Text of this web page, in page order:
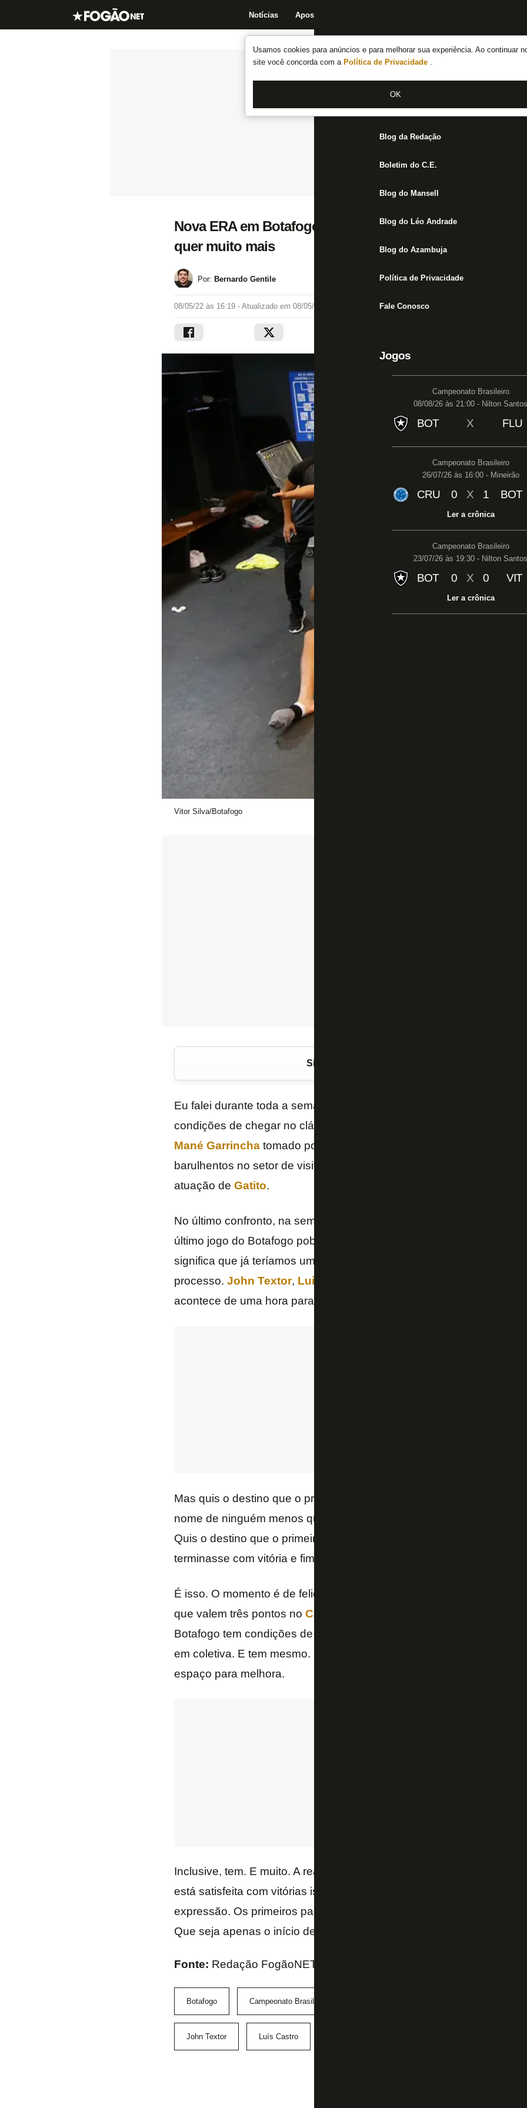
Usamos cookies para anúncios e para melhorar sua experiência. Ao continuar
site você concorda com a Política de Privacidade .
OK
Notícias Apostas
Notícias do Botafogo
Fórum
Jogos
Blog da Redação
Boletim do C.E.
Blog do Mansell
Blog do Léo Andrade
Blog do Azambuja
Política de Privacidade
Fale Conosco
Jogos
Campeonato Brasileiro
08/08/26 às 21:00 - Nilton Santos
BOT X FLU
Campeonato Brasileiro
26/07/26 às 16:00 - Mineirão
CRU 0 X 1 BOT
Ler a crônica
Campeonato Brasileiro
23/07/26 às 19:30 - Nilton Santos
BOT 0 X 0 VIT
Ler a crônica
Nova ERA em Botafogo x Flamengo: realidade já
quer muito mais
Por: Bernardo Gentile
08/05/22 às 16:19 - Atualizado em 08/05/22 às 16:24
Vitor Silva/Botafogo
Siga o FogãoNET
Eu falei durante toda a semana nas
condições de chegar no clássico, em
Mané Garrinchatomado por rubro-negro, time mandante – e 10%
barulhentos no setor de visitante (normal). Venceu, gol de
atuação de Gatito.
No último confronto, na semifinal do
último jogo do Botafogo pobre contra os caras”. Estavam certos
significa que já teríamos um Alvinegro pronto para entrar em campo
processo. John Textor, Luis Castro
acontece de uma hora para outra.
Mas quis o destino que o primeiro Botafogo x Flamengo disputado
nome de ninguém menos que
Quis o destino que o primeiro clássico contra eles desde a injeção
terminasse com vitória e fim de um jejum de quase quatro anos.
É isso. O momento é de felicidade, de extravasar mesmo. Não
que valem três pontos no Campeonato Brasileiro
Botafogo tem condições de vencer qualquer jogo, como disse o
em coletiva. E tem mesmo. Não quer dizer que vai ganhar. Não quer
espaço para melhora.
Inclusive, tem. E muito. A realidade já é diferente de outros anos.
está satisfeita com vitórias isoladas. É uma massa exigente e que
expressão. Os primeiros passos estão sendo dados, hoje o Botafogo
Que seja apenas o início de muita coisa boa pela frente!
Fonte: Redação FogãoNET
Botafogo Campeonato Brasileiro
John Textor Luís Castro